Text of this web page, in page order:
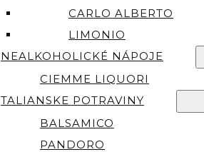
CARLO ALBERTO
LIMONIO
NEALKOHOLICKÉ NÁPOJE
CIEMME LIQUORI
TALIANSKE POTRAVINY
BALSAMICO
PANDORO